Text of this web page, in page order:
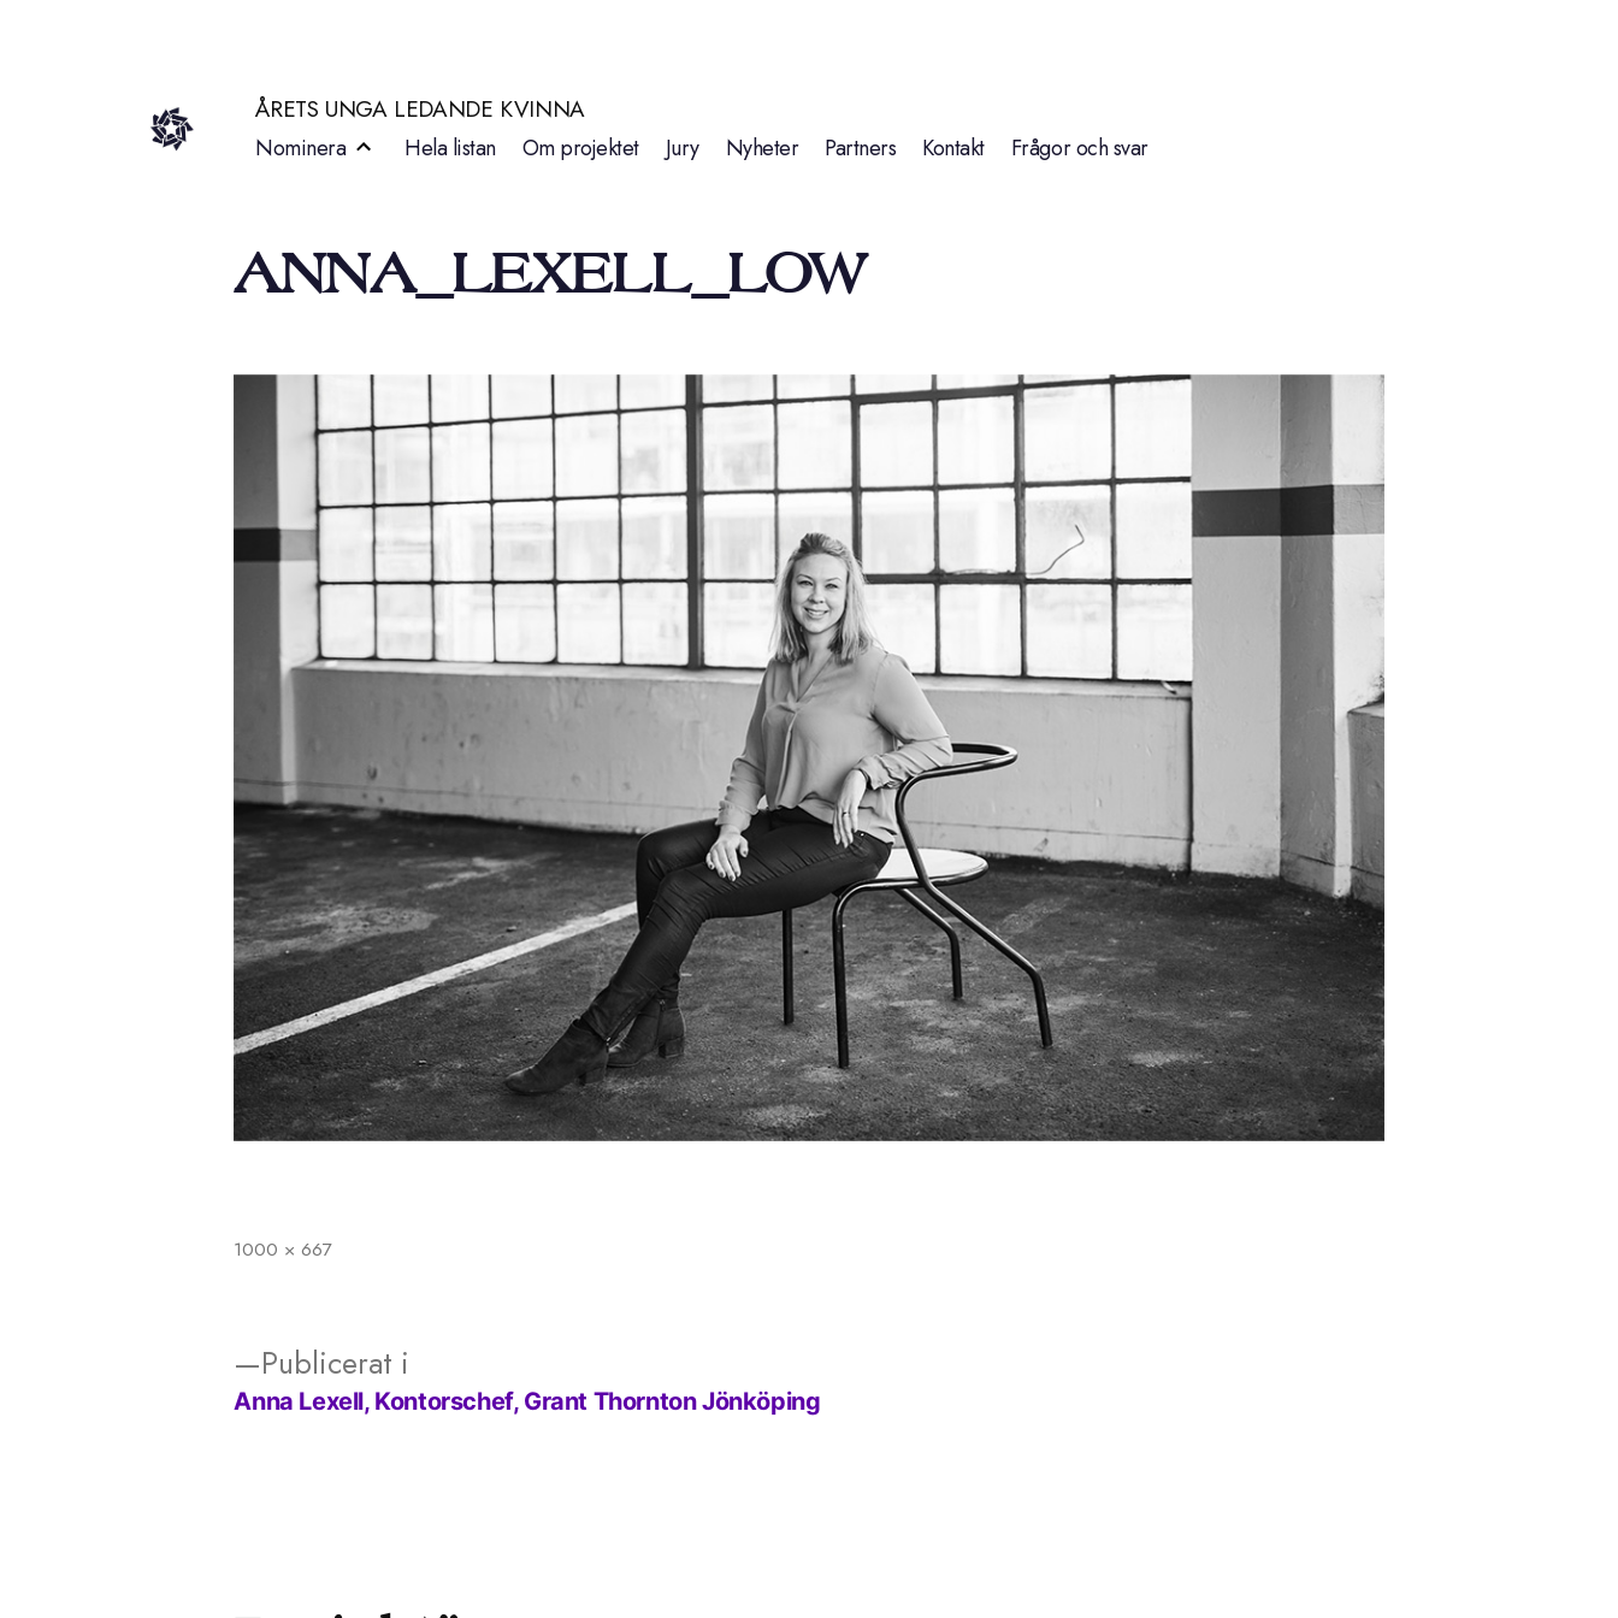
ÅRETS UNGA LEDANDE KVINNA
Nominera Hela listan Om projektet Jury Nyheter Partners Kontakt Frågor och svar
ANNA_LEXELL_LOW
Full
1000 × 667
Inläggsnavigering
Publicerat i
Anna Lexell, Kontorschef, Grant Thornton Jönköping